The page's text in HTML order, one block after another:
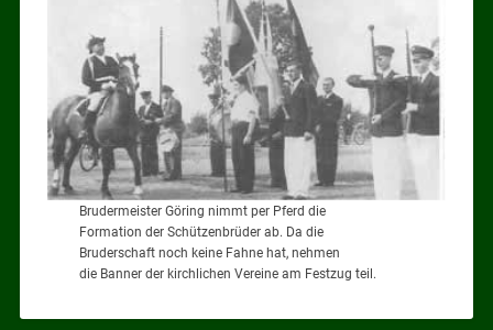
Brudermeister Göring nimmt per Pferd die
Formation der Schützenbrüder ab. Da die
Bruderschaft noch keine Fahne hat, nehmen
die Banner der kirchlichen Vereine am Festzug teil.